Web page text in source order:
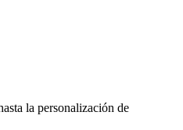
la personalización de